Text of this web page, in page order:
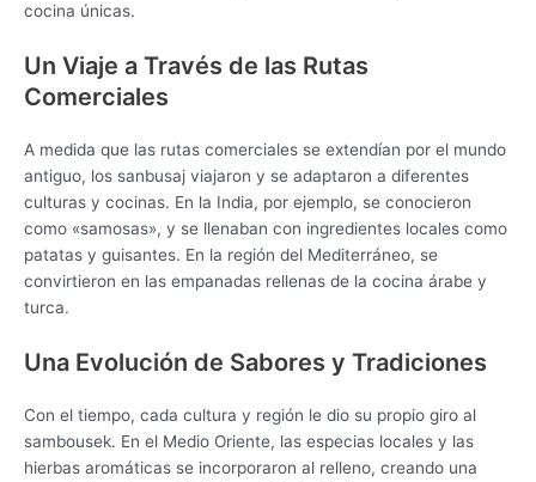
cocina únicas.
Un Viaje a Través de las Rutas
Comerciales
A medida que las rutas comerciales se extendían por el mundo
antiguo, los sanbusaj viajaron y se adaptaron a diferentes
culturas y cocinas. En la India, por ejemplo, se conocieron
como «samosas», y se llenaban con ingredientes locales como
patatas y guisantes. En la región del Mediterráneo, se
convirtieron en las empanadas rellenas de la cocina árabe y
turca.
Una Evolución de Sabores y Tradiciones
Con el tiempo, cada cultura y región le dio su propio giro al
sambousek. En el Medio Oriente, las especias locales y las
hierbas aromáticas se incorporaron al relleno, creando una